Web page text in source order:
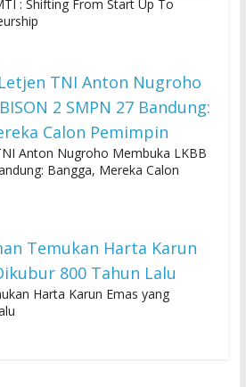
: Shifting From Start Up To
Anton Nugroho Membuka LKBB
Bangga, Mereka Calon
Harta Karun Emas yang